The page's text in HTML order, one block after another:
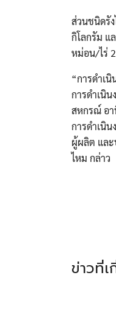
ส่วนชนิดรั
กิโลกรัม แ
หม่อน/ไร่
“การดำเ
การดำเนิ
สหกรณ์ อา
การดำเนิ
ผู้ผลิต แล
ไหม กล่าว
ข่าวที่